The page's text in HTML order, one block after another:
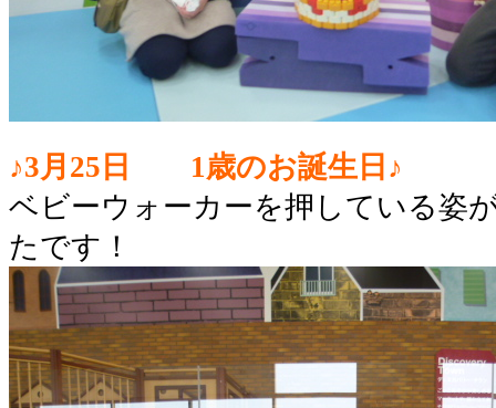
♪3月25日 1歳のお誕生日♪
ベビーウォーカーを押している姿
たです！